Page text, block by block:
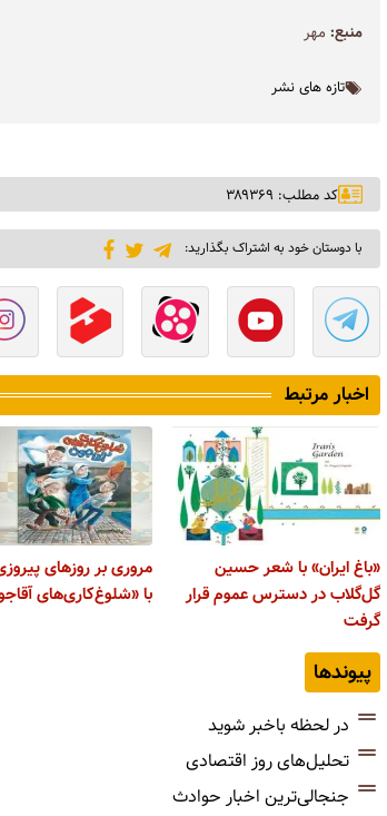
منبع: مهر
تازه های نشر
کد مطلب: ۳۸۹۳۶۹
با دوستان خود به اشتراک بگذارید:
اخبار مرتبط
«باغ ایران» با شعر حسین
گل‌گلاب در دسترس عموم قرار
گرفت
مروری بر روزهای
با «شلوغ‌کاری‌­های
پیوندها
در لحظه باخبر شوید
تحلیل‌های روز اقتصادی
جنجالی‌ترین اخبار حوادث